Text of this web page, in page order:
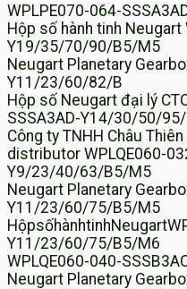
WPLPE070-064-
Hộp số hành tinh Neugart
Y19/35/70/90/B5/M5
Neugart Planetary
Y11/23/60/82/B
Hộp số Neugart đại lý
SSSA3AD-Y14/30/50/
Công ty TNHH Châu
distributor WPLQE060-
Y9/23/40/63/B5/M5
Neugart Planetary
Y11/23/60/75/B5/M5
Y11/23/60/75/B5/M6
WPLQE060-040-
Neugart Planetary